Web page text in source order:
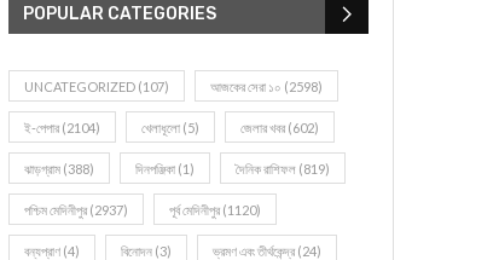
POPULAR CATEGORIES
UNCATEGORIZED (107) আজকের সেরা ১০ (2598)
ই-পেপার (2104) খেলাধূলো (5) জেলার খবর (602)
ঝাড়গ্রাম (388) দিনপঞ্জিকা (1) দৈনিক রাশিফল (819)
পশ্চিম মেদিনীপুর (2937) পূর্ব মেদিনীপুর (1120)
বন্যপ্রাণ (4) বিনোদন (3) ভ্রমণ এবং তীর্থকেন্দ্র (24)